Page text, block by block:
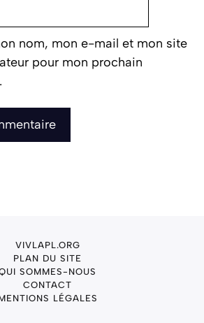
nom, mon e-mail et mon site
pour mon prochain
VIVLAPL.ORG
PLAN DU SITE
SOMMES-NOUS
CONTACT
LÉGALES